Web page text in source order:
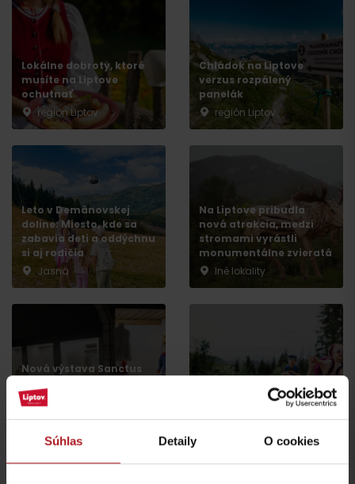
Súhlas Detaily O cookies
Lokálne dobroty, ktoré
musíte na Liptove
ochutnať
región Liptov
Chládok na Liptove
verzus rozpálený
panelák
región Liptov
Leto v Demänovskej
doline: Miesto, kde sa
zabavia deti a oddýchnu
si aj rodičia
Jasná
Na Liptove pribudla
nová atrakcia, medzi
stromami vyrástli
monumentálne zvieratá
Iné lokality
Nová výstava Sanctus
Liptovskom Mikuláši vás
prenesie do stredoveku
prechádzky na Liptove
Príchod